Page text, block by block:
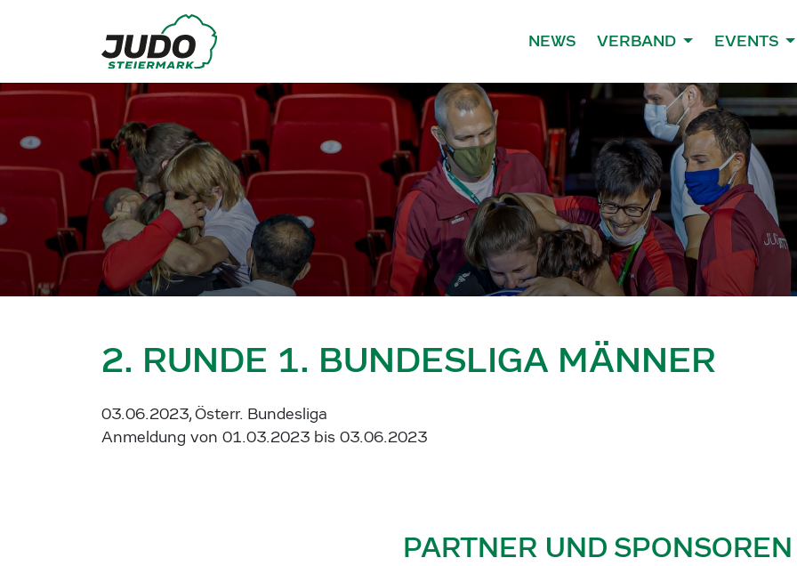
NEWS VERBAND EVENTS
2. RUNDE 1. BUNDESLIGA MÄNNER
03.06.2023, Österr. Bundesliga
Anmeldung von 01.03.2023 bis 03.06.2023
PARTNER UND SPONSOREN